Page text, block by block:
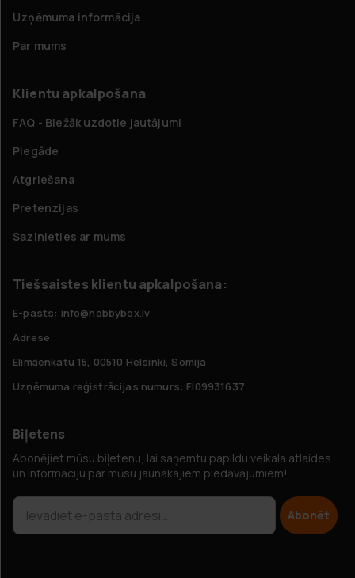
Uzņēmuma informācija
Par mums
Klientu apkalpošana
FAQ - Biežāk uzdotie jautājumi
Piegāde
Atgriešana
Pretenzijas
Sazinieties ar mums
Tiešsaistes klientu apkalpošana:
E-pasts: info@hobbybox.lv
Adrese:
Elimäenkatu 15, 00510 Helsinki, Somija
Uzņēmuma reģistrācijas numurs: FI09931637
Biļetens
Abonējiet mūsu biļetenu, lai saņemtu papildu veikala atlaides
un informāciju par mūsu jaunākajiem piedāvājumiem!
Abonēt